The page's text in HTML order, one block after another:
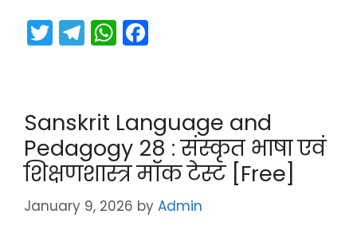
T
w
er
T
el
gr
a
m
W
h
ts
A
p
p
e
b
o
o
k
Sanskrit Language and
Pedagogy 28 : संस्कृत भाषा एवं
शिक्षणशास्त्र मॉक टेस्ट [Free]
January 9, 2026 by Admin